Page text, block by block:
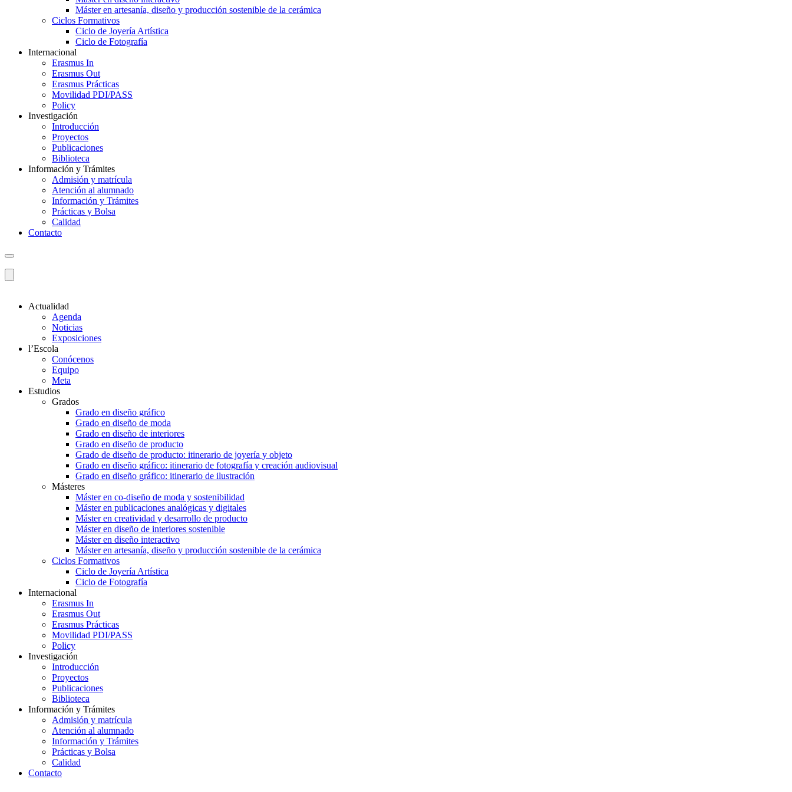
Máster en artesanía, diseño y producción sostenible de la cerámica
Ciclos Formativos
Ciclo de Joyería Artística
Ciclo de Fotografía
Internacional
Erasmus In
Erasmus Out
Erasmus Prácticas
Movilidad PDI/PASS
Policy
Investigación
Introducción
Proyectos
Publicaciones
Biblioteca
Información y Trámites
Admisión y matrícula
Atención al alumnado
Información y Trámites
Prácticas y Bolsa
Calidad
Contacto
Actualidad
Agenda
Noticias
Exposiciones
l’Escola
Conócenos
Equipo
Meta
Estudios
Grados
Grado en diseño gráfico
Grado en diseño de moda
Grado en diseño de interiores
Grado en diseño de producto
Grado de diseño de producto: itinerario de joyería y objeto
Grado en diseño gráfico: itinerario de fotografía y creación audiovisual
Grado en diseño gráfico: itinerario de ilustración
Másteres
Máster en co-diseño de moda y sostenibilidad
Máster en publicaciones analógicas y digitales
Máster en creatividad y desarrollo de producto
Máster en diseño de interiores sostenible
Máster en diseño interactivo
Máster en artesanía, diseño y producción sostenible de la cerámica
Ciclos Formativos
Ciclo de Joyería Artística
Ciclo de Fotografía
Internacional
Erasmus In
Erasmus Out
Erasmus Prácticas
Movilidad PDI/PASS
Policy
Investigación
Introducción
Proyectos
Publicaciones
Biblioteca
Información y Trámites
Admisión y matrícula
Atención al alumnado
Información y Trámites
Prácticas y Bolsa
Calidad
Contacto